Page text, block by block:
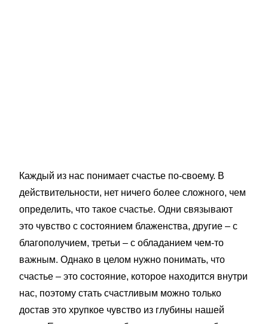
Каждый из нас понимает счастье по-своему. В
действительности, нет ничего более сложного, чем
определить, что такое счастье. Одни связывают
это чувство с состоянием блаженства, другие – с
благополучием, третьи – с обладанием чем-то
важным. Однако в целом нужно понимать, что
счастье – это состояние, которое находится внутри
нас, поэтому стать счастливым можно только
достав это хрупкое чувство из глубины нашей